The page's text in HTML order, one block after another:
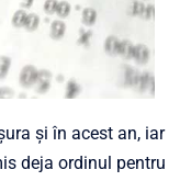
şi în acest an, iar
deja ordinul pentru